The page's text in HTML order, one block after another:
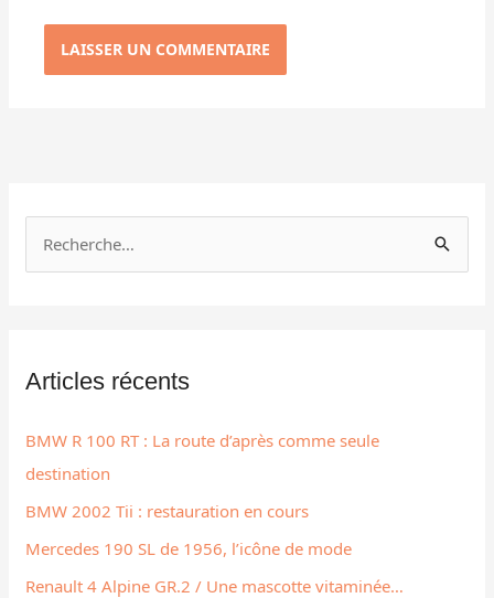
e
c
h
e
r
Articles récents
BMW R 100 RT : La route d’après comme seule
destination
BMW 2002 Tii : restauration en cours
Mercedes 190 SL de 1956, l’icône de mode
Renault 4 Alpine GR.2 / Une mascotte vitaminée…